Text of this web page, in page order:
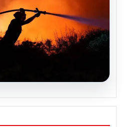
Yangını Kontrol